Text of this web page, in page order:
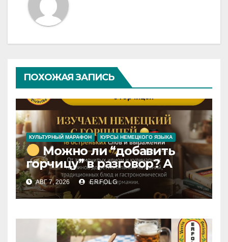
ПОХОЖАЯ ЗАПИСЬ
КУЛЬТУРНЫЙ МАРАФОН КУРСЫ НЕМЕЦКОГО ЯЗЫКА
Можно ли “добавить
горчицу” в разговор? А
сделать “длинную
горчицу”? И почему у
обычного Senf столько
АВГ 7, 2026 ERFOLG